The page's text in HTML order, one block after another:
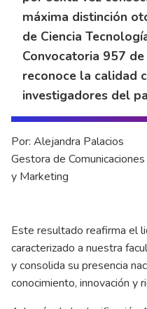
máxima distinción
de Ciencia
Convocatoria 957
reconoce la calidad
investigadores del
Por: Alejandra Palacios
Gestora de
y Marketing
Este resultado reafirma el
caracterizado a nuestra
y consolida su presencia
conocimiento, innovación y